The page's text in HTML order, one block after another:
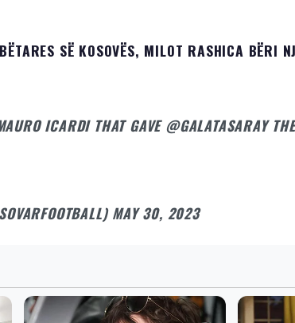
SË KOSOVËS, MILOT RASHICA BËRI
ICARDI THAT GAVE@GALATASARAY
MAY 30, 2023